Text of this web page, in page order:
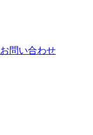
お問い合わせ